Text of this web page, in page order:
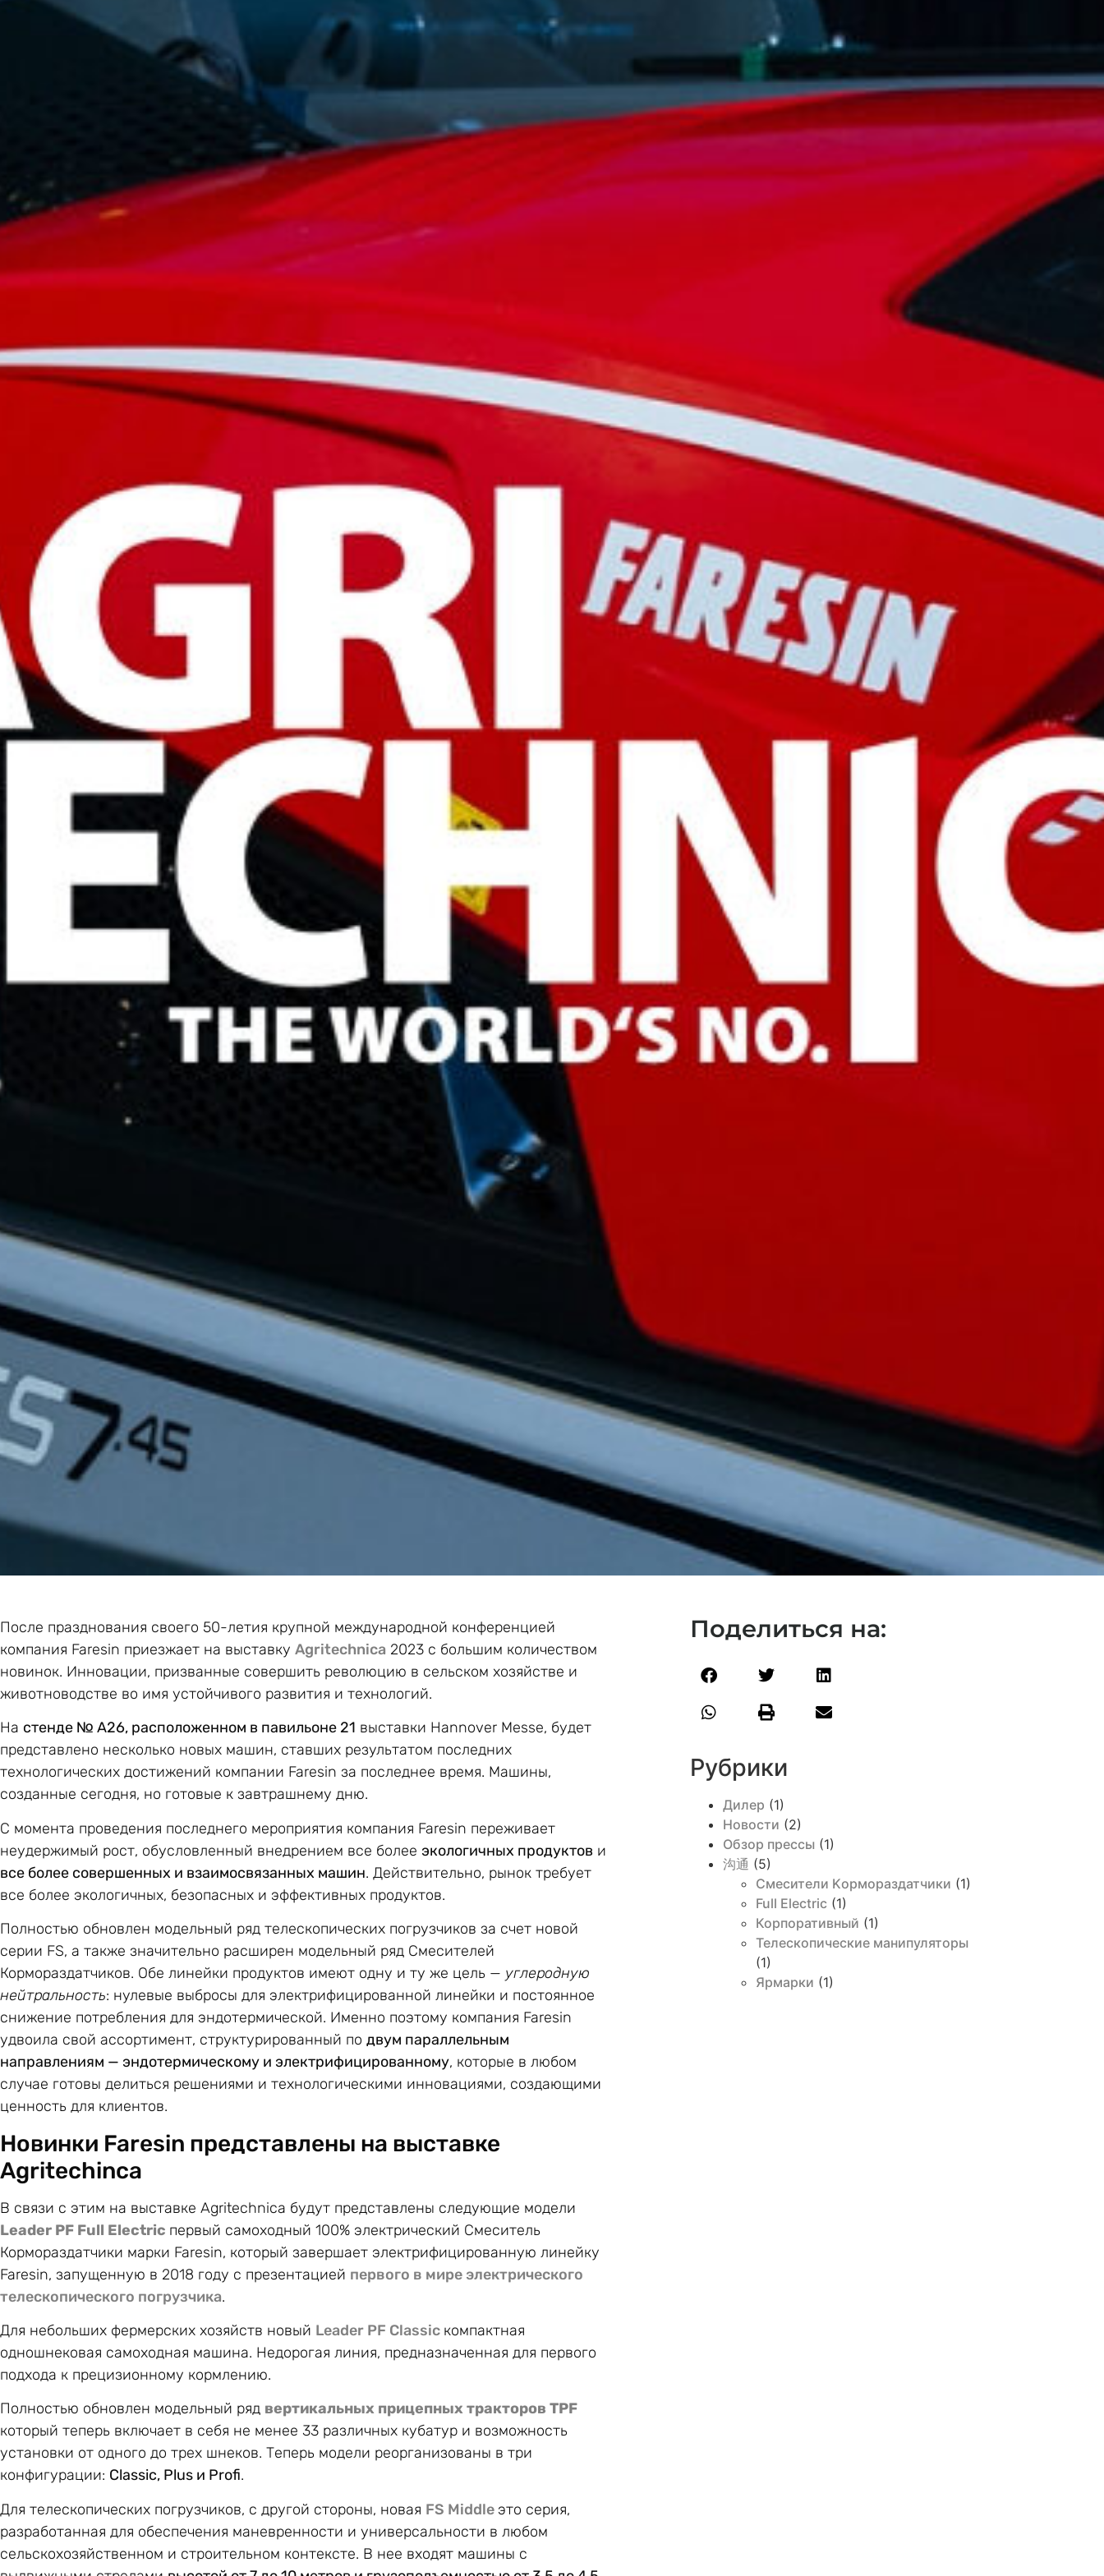
После празднования своего 50-летия крупной международной конференцией
компания Faresin приезжает на выставку Agritechnica 2023 с большим количеством
новинок. Инновации, призванные совершить революцию в сельском хозяйстве и
животноводстве во имя устойчивого развития и технологий.
На стенде № A26, расположенном в павильоне 21 выставки Hannover Messe, будет
представлено несколько новых машин, ставших результатом последних
технологических достижений компании Faresin за последнее время. Машины,
созданные сегодня, но готовые к завтрашнему дню.
С момента проведения последнего мероприятия компания Faresin переживает
неудержимый рост, обусловленный внедрением все более экологичных продуктов и
все более совершенных и взаимосвязанных машин. Действительно, рынок требует
все более экологичных, безопасных и эффективных продуктов.
Полностью обновлен модельный ряд телескопических погрузчиков за счет новой
серии FS, а также значительно расширен модельный ряд Смесителей
Кормораздатчиков. Обе линейки продуктов имеют одну и ту же цель — углеродную
нейтральность: нулевые выбросы для электрифицированной линейки и постоянное
снижение потребления для эндотермической. Именно поэтому компания Faresin
удвоила свой ассортимент, структурированный по двум параллельным
направлениям — эндотермическому и электрифицированному, которые в любом
случае готовы делиться решениями и технологическими инновациями, создающими
ценность для клиентов.
Новинки Faresin представлены на выставке
Agritechinca
В связи с этим на выставке Agritechnica будут представлены следующие модели
Leader PF Full Electric первый самоходный 100% электрический Смеситель
Кормораздатчики марки Faresin, который завершает электрифицированную линейку
Faresin, запущенную в 2018 году с презентацией первого в мире электрического
телескопического погрузчика.
Для небольших фермерских хозяйств новый Leader PF Classic компактная
одношнековая самоходная машина. Недорогая линия, предназначенная для первого
подхода к прецизионному кормлению.
Полностью обновлен модельный ряд вертикальных прицепных тракторов TPF
который теперь включает в себя не менее 33 различных кубатур и возможность
установки от одного до трех шнеков. Теперь модели реорганизованы в три
конфигурации: Classic, Plus и Profi.
Для телескопических погрузчиков, с другой стороны, новая FS Middle это серия,
разработанная для обеспечения маневренности и универсальности в любом
сельскохозяйственном и строительном контексте. В нее входят машины с
Поделиться на:
Рубрики
Дилер (1)
Новости (2)
Обзор прессы (1)
沟通 (5)
Cмесители Kормораздатчики (1)
Full Electric (1)
Корпоративный (1)
Телескопические манипуляторы
(1)
Ярмарки (1)